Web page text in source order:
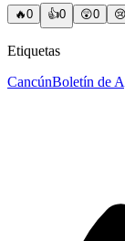
🔥0 👍0 😲0 😢
Etiquetas
CancúnBoletín de